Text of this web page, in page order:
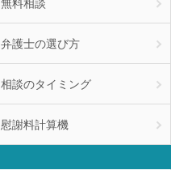
無料相談
弁護士の選び方
相談のタイミング
慰謝料計算機